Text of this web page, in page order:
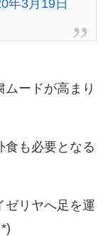
年3月19日
ードが高まり
食も必要となる
ゼリヤへ足を運